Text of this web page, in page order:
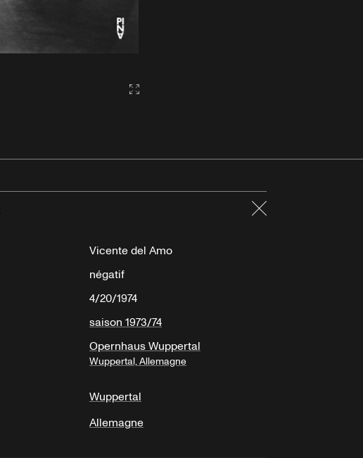
Gallery2:fullscreen
Vicente del Amo
négatif
4/20/1974
saison 1973/74
Opernhaus Wuppertal
Wuppertal, Allemagne
Wuppertal
Allemagne